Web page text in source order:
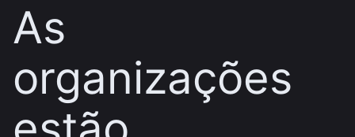
As
organizações